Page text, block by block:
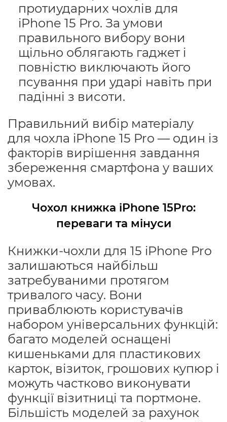
протиударних чохлів для
iPhone 15 Pro. За умови
правильного вибору вони
щільно облягають гаджет і
повністю виключають його
псування при ударі навіть при
падінні з висоти.
Правильний вибір матеріалу
для чохла iPhone 15 Pro — один із
факторів вирішення завдання
збереження смартфона у ваших
умовах.
Чохол книжка iPhone 15Pro:
переваги та мінуси
Книжки-чохли для 15 iPhone Pro
залишаються найбільш
затребуваними протягом
тривалого часу. Вони
приваблюють користувачів
набором універсальних функцій:
багато моделей оснащені
кишеньками для пластикових
карток, візиток, грошових купюр і
можуть частково виконувати
функції візитниці та портмоне.
Більшість моделей за рахунок